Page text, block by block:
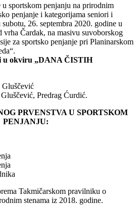
sportskom penjanju na prirodnim
penjanje i kategorijama seniori i
26. septembra 2020. godine u
vrha Čardak, na masivu suvoborskog
za sportsko penjanje pri Planinarskom
u okviru „DANA ČISTIH
Gluščević
Predrag Ćurdić.
PRVENSTVA U SPORTSKOM
PENJANJU:
Takmičarskom pravilniku o
stenama iz 2018. godine.